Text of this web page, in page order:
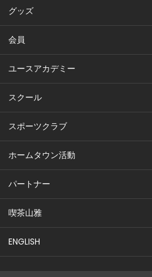
グッズ
会員
ユースアカデミー
スクール
スポーツクラブ
ホームタウン活動
パートナー
喫茶山雅
ENGLISH